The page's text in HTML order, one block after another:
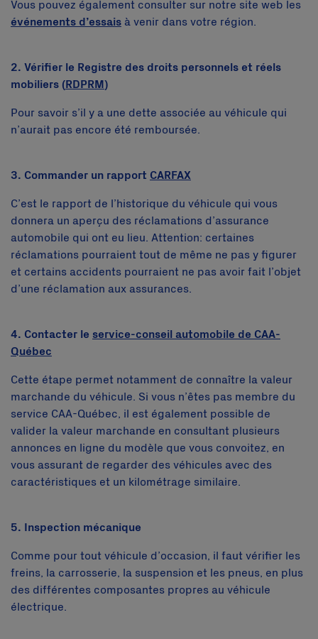
Vous pouvez également consulter sur notre site web les
événements d’essais à venir dans votre région.
2. Vérifier le Registre des droits personnels et réels
mobiliers (RDPRM)
Pour savoir s’il y a une dette associée au véhicule qui
n’aurait pas encore été remboursée.
3. Commander un rapport CARFAX
C’est le rapport de l’historique du véhicule qui vous
donnera un aperçu des réclamations d’assurance
automobile qui ont eu lieu. Attention: certaines
réclamations pourraient tout de même ne pas y figurer
et certains accidents pourraient ne pas avoir fait l’objet
d’une réclamation aux assurances.
4. Contacter le service-conseil automobile de CAA-
Québec
Cette étape permet notamment de connaître la valeur
marchande du véhicule. Si vous n’êtes pas membre du
service CAA-Québec, il est également possible de
valider la valeur marchande en consultant plusieurs
annonces en ligne du modèle que vous convoitez, en
vous assurant de regarder des véhicules avec des
caractéristiques et un kilométrage similaire.
5. Inspection mécanique
Comme pour tout véhicule d’occasion, il faut vérifier les
freins, la carrosserie, la suspension et les pneus, en plus
des différentes composantes propres au véhicule
électrique.